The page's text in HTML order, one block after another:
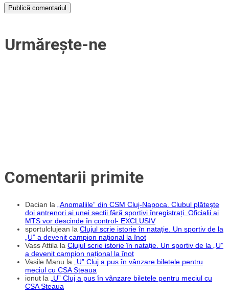
Urmărește-ne
Comentarii primite
Dacian la „Anomaliile” din CSM Cluj-Napoca. Clubul plătește
doi antrenori ai unei secții fără sportivi înregistrați. Oficialii ai
MTS vor descinde în control- EXCLUSIV
sportulclujean la Clujul scrie istorie în natație. Un sportiv de la
„U” a devenit campion național la înot
Vass Attila la Clujul scrie istorie în natație. Un sportiv de la „U”
a devenit campion național la înot
Vasile Manu la „U” Cluj a pus în vânzare biletele pentru
meciul cu CSA Steaua
ionut la „U” Cluj a pus în vânzare biletele pentru meciul cu
CSA Steaua